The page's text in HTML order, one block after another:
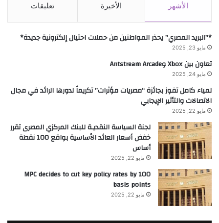
الأشهر الأخيرة تعليقات
*”البريد المصري” يحذر المواطنين من حملات احتيال إلكترونية جديدة*
مايو 23, 2025
تعاون بين Xbox وAntstream Arcade
مايو 24, 2025
لمياء كامل تفوز بجائزة “مصريات مؤثرات” تكريماً لدورها الرائد في مجال
الاتصالات والتأثير الإيجابي
مايو 22, 2025
لجنة السياسة النقديـة للبنك المركزي المصرى تقرر
خفض أسعار العائد الأساسية بواقع 100 نقطة
أساس
مايو 22, 2025
MPC decides to cut key policy rates by 100
basis points
مايو 22, 2025